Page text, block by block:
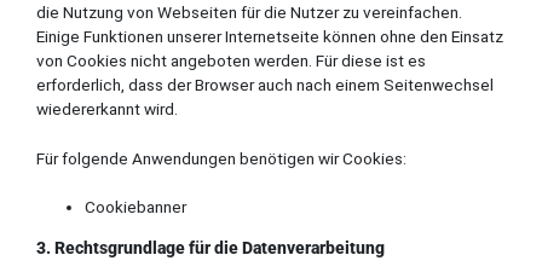
die Nutzung von Webseiten für die Nutzer zu vereinfachen.
Einige Funktionen unserer Internetseite können ohne den Einsatz
von Cookies nicht angeboten werden. Für diese ist es
erforderlich, dass der Browser auch nach einem Seitenwechsel
wiedererkannt wird.
Für folgende Anwendungen benötigen wir Cookies:
Cookiebanner
3. Rechtsgrundlage für die Datenverarbeitung